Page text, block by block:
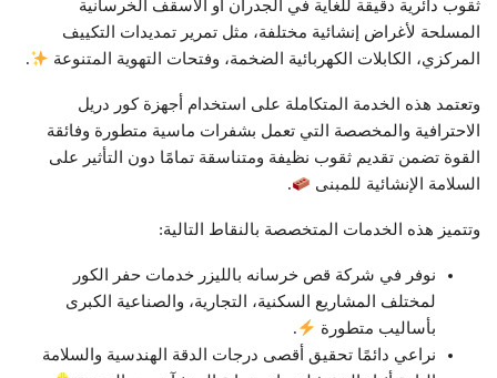
ثقوب دائرية دقيقة للغاية في الجدران أو الأسقف الخرسانية
المسلحة لأغراض إنشائية مختلفة، مثل تمرير تمديدات التكييف
المركزي، الكابلات الكهربائية الضخمة، وفتحات التهوية المتنوعة
.
وتعتمد هذه الخدمة المتكاملة على استخدام أجهزة كور دريل
الاحترافية والمخصصة التي تعمل بشفرات ماسية متطورة وفائقة
القوة تضمن تقديم ثقوب نظيفة ومتناسقة تمامًا دون التأثير على
السلامة الإنشائية للمبنى
.
وتتميز هذه الخدمات المتخصصة بالنقاط التالية:
نوفر في شركة قص خرسانه بالليزر خدمات حفر الكور
لمختلف المشاريع السكنية، التجارية، والصناعية الكبرى
بأساليب متطورة
.
نراعي دائمًا تحقيق أقصى درجات الدقة الهندسية والسلامة